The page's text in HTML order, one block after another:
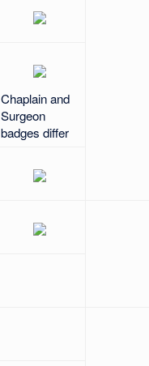
Chaplain and
Surgeon
badges differ